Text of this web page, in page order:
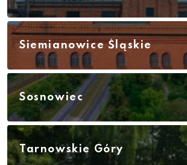
Siemianowice Śląskie
Sosnowiec
Tarnowskie Góry